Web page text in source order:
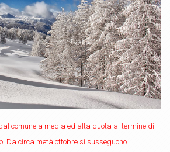
comune a media ed alta quota al termine di
Da circa metà ottobre si susseguono